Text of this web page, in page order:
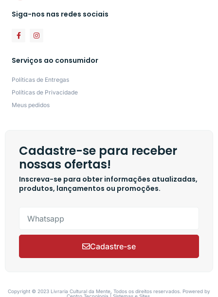
Siga-nos nas redes sociais
Serviços ao consumidor
Políticas de Entregas
Políticas de Privacidade
Meus pedidos
Cadastre-se para receber
nossas ofertas!
Inscreva-se para obter informações atualizadas,
produtos, lançamentos ou promoções.
Cadastre-se
Copyright © 2023 Livraria Cultural da Mente, Todos os direitos reservados. Powered by